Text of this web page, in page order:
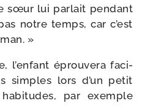
sœur lui par­lait pen­dant
notre temps, car c’est
»
l’enfant éprou­ve­ra faci­
simples lors d’un petit
par exemple